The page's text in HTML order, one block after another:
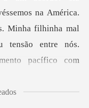
na América.
Minha filhinha mal